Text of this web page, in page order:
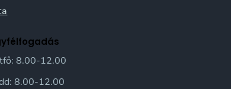
8.00-12.00
8.00-12.00